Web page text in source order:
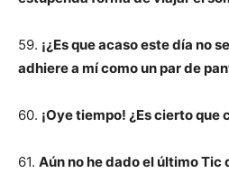
59. ¡¿Es que acaso este día no
adhiere a mí como un par de
60. ¡Oye tiempo! ¿Es cierto
61. Aún no he dado el último Tic